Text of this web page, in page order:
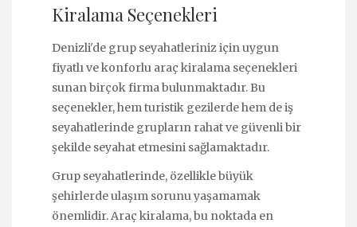
Kiralama Seçenekleri
Denizli'de grup seyahatleriniz için uygun
fiyatlı ve konforlu araç kiralama seçenekleri
sunan birçok firma bulunmaktadır. Bu
seçenekler, hem turistik gezilerde hem de iş
seyahatlerinde grupların rahat ve güvenli bir
şekilde seyahat etmesini sağlamaktadır.
Grup seyahatlerinde, özellikle büyük
şehirlerde ulaşım sorunu yaşamamak
önemlidir. Araç kiralama, bu noktada en